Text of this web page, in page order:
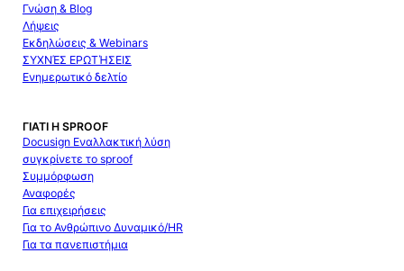
Γνώση & Blog
Λήψεις
Εκδηλώσεις & Webinars
ΣΥΧΝΈΣ ΕΡΩΤΉΣΕΙΣ
Ενημερωτικό δελτίο
ΓΙΑΤΊ Η SPROOF
Docusign Εναλλακτική λύση
συγκρίνετε το sproof
Συμμόρφωση
Αναφορές
Για επιχειρήσεις
Για το Ανθρώπινο Δυναμικό/HR
Για τα πανεπιστήμια